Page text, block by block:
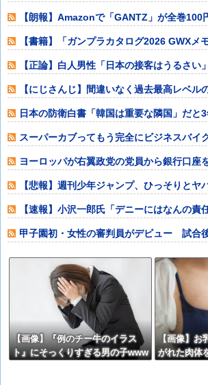
ｗｗｗｗｗｗｗ
【朗報】Amazonで「GANTZ」が全巻100
ｗ他
【書籍】「ガンプラカタログ2026 GWXメ
始】他
【正論】白人男性「日本の接客はうるさい
【にじさんじ】間違いなく過去最高レベル
日本の防衛白書「韓国は重要な隣国」だ
韓国メディア！
スーパーカブってもう完全にビジネスバイ
てしまったよな
ヨーロッパが右翼政党の党員から銀行口座
のせいで皮肉す
【悲報】週刊少年ジャンプ、ひっそりとヤ
た・・・他
【速報】小沢一郎氏「デニーにはなんの責
う、不幸なこと
甲子園初・女性の審判員がデビュー 試合
【画像】『例のチー牛のイラス
ト』にそっくりすぎる男の子www
【画像】お
がれた肉体